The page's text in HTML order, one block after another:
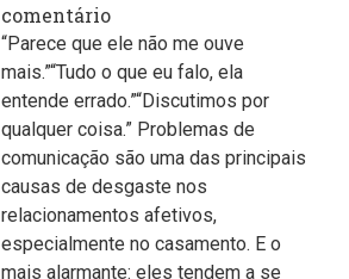
comentário
“Parece que ele não me ouve
mais.”“Tudo o que eu falo, ela
entende errado.”“Discutimos por
qualquer coisa.” Problemas de
comunicação são uma das principais
causas de desgaste nos
relacionamentos afetivos,
especialmente no casamento. E o
mais alarmante: eles tendem a se